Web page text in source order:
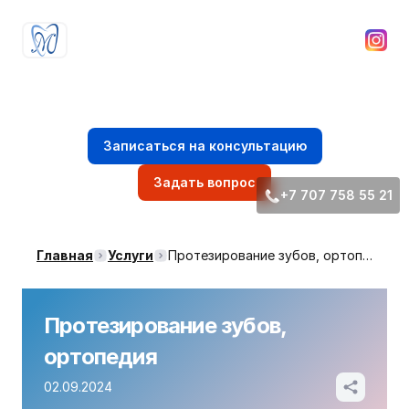
+7 707 758 55 21
Записаться на консультацию
Задать вопрос
Главная Услуги Протезирование зубов, ортопедия
Протезирование зубов,
ортопедия
02.09.2024